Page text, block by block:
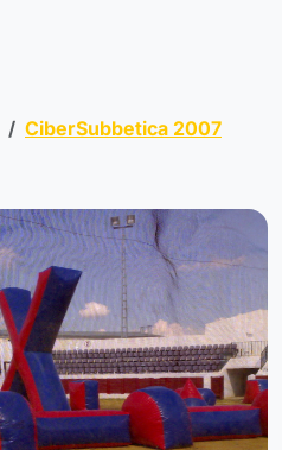
CiberSubbetica 2007